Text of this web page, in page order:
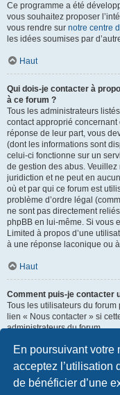
En poursuivant votre
acceptez l’utilisation
de bénéficier d’une
Ce programme a été
vous souhaitez proposer
vous rendre sur notre centre
les idées soumises par
Haut
Qui dois-je contacter à
à ce forum ?
Tous les administrateurs
contact approprié concernant
réponse de leur part, vous
(dont les informations sont
celui-ci fonctionne sur un
de gestion des abus.
juridiction et ne peut en
où et par qui ce forum est
problème d’ordre légal
ne sont pas directement
phpBB en lui-même. Si vous
Limited à propos d’une
à une réponse laconique ou
Haut
Comment puis-je contacter
Tous les utilisateurs du
lien « Nous contacter » si
administrateurs du forum.
Les membres du forum